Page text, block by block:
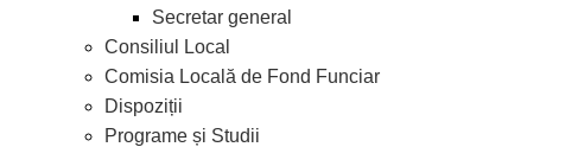
Secretar general
Consiliul Local
Comisia Locală de Fond Funciar
Dispoziții
Programe și Studii